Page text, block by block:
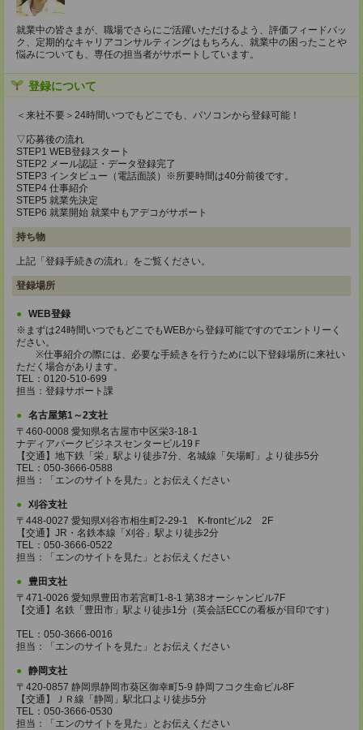
就業中の皆さまが、職場でさらにご活躍いただけるよう、評価フィードバッ
ク、定期的なキャリアコンサルティングはもちろん、就業中の困ったことや
悩みについても、専任の担当者がサポートしています。
登録について
＜来社不要＞24時間いつでもどこでも、パソコンから登録可能！
▽応募後の流れ
STEP1 WEB登録スタート
STEP2 メール認証・データ登録完了
STEP3 インタビュー（電話面談）※所要時間は40分前後です。
STEP4 仕事紹介
STEP5 就業先決定
STEP6 就業開始 就業中もアデコがサポート
持ち物
上記「登録手続きの流れ」をご覧ください。
登録場所
WEB登録
※まずは24時間いつでもどこでもWEBから登録可能ですのでエントリーく
ださい。
※仕事紹介の際には、必要な手続きを行うために以下登録場所に来社い
ただく場合があります。
TEL：0120-510-699
担当：登録サポート課
名古屋第1～2支社
〒460-0008 愛知県名古屋市中区栄3-18-1
ナディアパークビジネスセンタービル19Ｆ
【交通】地下鉄「栄」駅より徒歩7分、名城線「矢場町」より徒歩5分
TEL：050-3666-0588
担当：「エンのサイトを見た」とお伝えください
刈谷支社
〒448-0027 愛知県刈谷市相生町2-29-1 K-frontビル2 2F
【交通】JR・名鉄本線「刈谷」駅より徒歩2分
TEL：050-3666-0522
担当：「エンのサイトを見た」とお伝えください
豊田支社
〒471-0026 愛知県豊田市若宮町1-8-1 第38オーシャンビル7F
【交通】名鉄「豊田市」駅より徒歩1分（英会話ECCの看板が目印です）
TEL：050-3666-0016
担当：「エンのサイトを見た」とお伝えください
静岡支社
〒420-0857 静岡県静岡市葵区御幸町5-9 静岡フコク生命ビル8F
【交通】ＪＲ線「静岡」駅北口より徒歩5分
TEL：050-3666-0530
担当：「エンのサイトを見た」とお伝えください